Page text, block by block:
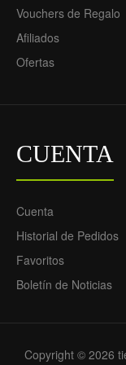
23-24 -
FC Segunda
2021/22 -
Vouchers de Regalo
Afiliados
Ofertas
CUENTA
Cuenta
Historial de Pedidos
Favoritos
Boletín de Noticias
Copyright © 2026